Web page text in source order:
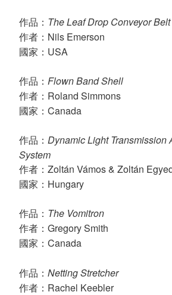
作品： The Leaf Drop Conveyor Belt
作者： Nils Emerson
國家： USA
作品： Flown Band Shell
作者： Roland Simmons
國家： Canada
作品： Dynamic Light Transmission
System
作者： Zoltán Vámos & Zoltán
國家： Hungary
作品： The Vomitron
作者： Gregory Smith
國家： Canada
作品： Netting Stretcher
作者： Rachel Keebler